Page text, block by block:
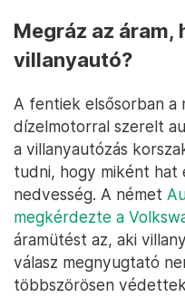
Megráz az áram,
villanyautó?
A fentiek elsősorban a
dízelmotorral szerelt
a villanyautózás
tudni, hogy miként hat
nedvesség. A német
megkérdezte a
áramütést az, aki
válasz megnyugtató
többszörösen